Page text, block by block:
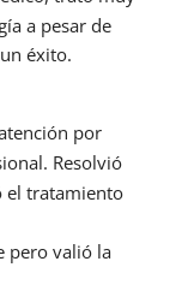
a pesar de
éxito.
por
Resolvió
el tratamiento
pero valió la